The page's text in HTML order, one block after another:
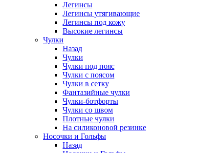
Легинсы
Легинсы утягивающие
Легинсы под кожу
Высокие легинсы
Чулки
Назад
Чулки
Чулки под пояс
Чулки с поясом
Чулки в сетку
Фантазийные чулки
Чулки-ботфорты
Чулки со швом
Плотные чулки
На силиконовой резинке
Носочки и Гольфы
Назад